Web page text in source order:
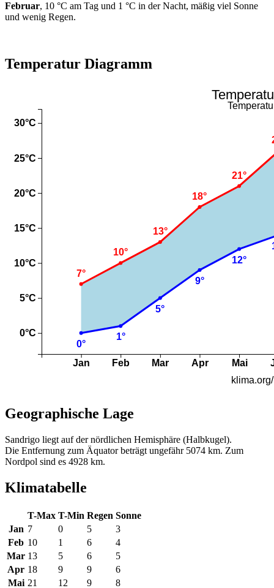
Februar, 10 °C am Tag und 1 °C in der Nacht, mäßig viel Sonne
und wenig Regen.
Temperatur Diagramm
Geographische Lage
Sandrigo liegt auf der nördlichen Hemisphäre (Halbkugel).
Die Entfernung zum Äquator beträgt ungefähr 5074 km. Zum
Nordpol sind es 4928 km.
Klimatabelle
T-Max T-Min Regen Sonne
Jan 7 0 5
3
Feb 10 1 6
4
Mar 13 5 6
5
Apr 18 9 9
6
Mai 21 12 9 8